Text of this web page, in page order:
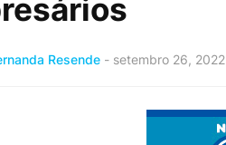
Resende - setembro 26, 2022